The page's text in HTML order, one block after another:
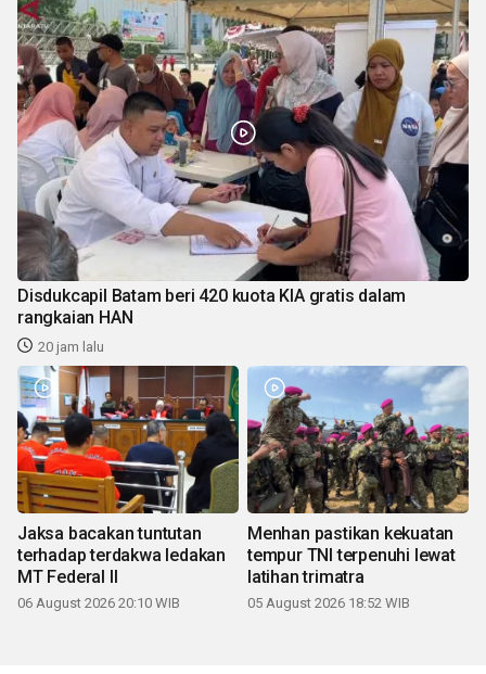
Disdukcapil Batam beri 420 kuota KIA gratis dalam
rangkaian HAN
20 jam lalu
Jaksa bacakan tuntutan
terhadap terdakwa ledakan
MT Federal II
06 August 2026 20:10 WIB
Menhan pastikan kekuatan
tempur TNI terpenuhi lewat
latihan trimatra
05 August 2026 18:52 WIB